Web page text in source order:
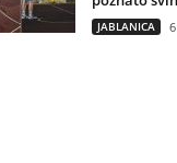
JABLANICA